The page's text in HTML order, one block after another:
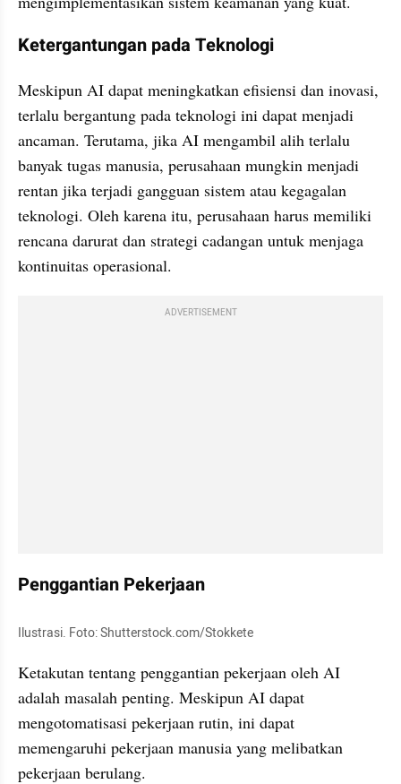
Ketergantungan pada Teknologi
Meskipun AI dapat meningkatkan efisiensi dan inovasi,
terlalu bergantung pada teknologi ini dapat menjadi
ancaman. Terutama, jika AI mengambil alih terlalu
banyak tugas manusia, perusahaan mungkin menjadi
rentan jika terjadi gangguan sistem atau kegagalan
teknologi. Oleh karena itu, perusahaan harus memiliki
rencana darurat dan strategi cadangan untuk menjaga
kontinuitas operasional.
ADVERTISEMENT
Penggantian Pekerjaan
Ilustrasi. Foto: Shutterstock.com/Stokkete
Ketakutan tentang penggantian pekerjaan oleh AI
adalah masalah penting. Meskipun AI dapat
mengotomatisasi pekerjaan rutin, ini dapat
memengaruhi pekerjaan manusia yang melibatkan
pekerjaan berulang.